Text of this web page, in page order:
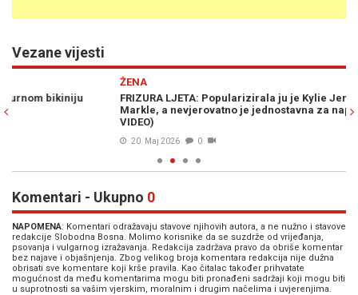
Vezane vijesti
FRIZURA LJETA: Popularizirala ju je Kylie Jenner, voli je i Meghan
Markle, a nevjerovatno je jednostavna za napraviti (FOTO +
Komentari - Ukupno 0
NAPOMENA: Komentari odražavaju stavove njihovih autora, a ne nužno i stavove
redakcije Slobodna Bosna. Molimo korisnike da se suzdrže od vrijeđanja,
psovanja i vulgarnog izražavanja. Redakcija zadržava pravo da obriše komentar
bez najave i objašnjenja. Zbog velikog broja komentara redakcija nije dužna
obrisati sve komentare koji krše pravila. Kao čitalac također prihvatate
mogućnost da među komentarima mogu biti pronađeni sadržaji koji mogu biti
u suprotnosti sa vašim vjerskim, moralnim i drugim načelima i uvjerenjima.